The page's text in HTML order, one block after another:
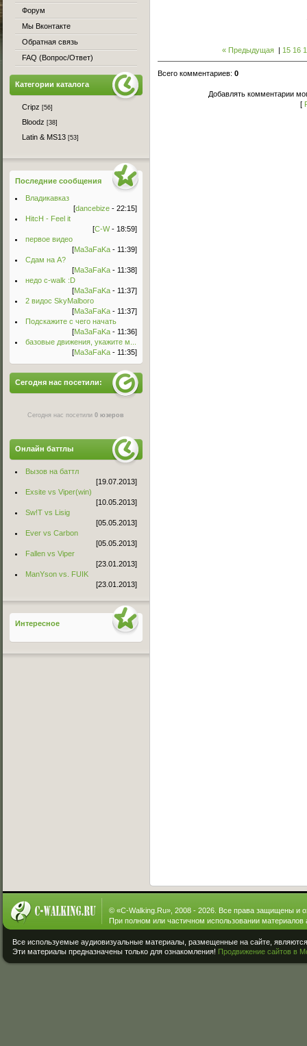
« Предыдущая 15 16
Всего комментариев: 0
Добавлять комментарии
[
Форум
Мы Вконтакте
Обратная связь
FAQ (Вопрос/Ответ)
Категории каталога
Cripz [56]
Bloodz [38]
Latin & MS13 [53]
Последние сообщения
Владикавказ
[dancebize - 22:15]
HitcH - Feel it
[C-W- 18:59]
первое видео
[Ma3aFaKa - 11:39]
Сдам на А?
[Ma3aFaKa - 11:38]
недо c-walk :D
[Ma3aFaKa - 11:37]
2 видос SkyMalboro
[Ma3aFaKa - 11:37]
Подскажите с чего начать
[Ma3aFaKa - 11:36]
базовые движения, укажите м...
[Ma3aFaKa - 11:35]
Сегодня нас посетили:
Сегодня нас посетили0 юзеров
Онлайн баттлы
Вызов на баттл
[19.07.2013]
Exsite vs Viper(win)
[10.05.2013]
Sw!T vs Lisig
[05.05.2013]
Ever vs Carbon
[05.05.2013]
Fallen vs Viper
[23.01.2013]
ManYson vs. FUIK
[23.01.2013]
Интересное
© «C-Walking.Ru», 2008 - 2026. Все права защищены и
При полном или частичном использовании материалов
Все используемые аудиовизуальные материалы, размещенные на сайте,
Эти материалы предназначены только для ознакомления! Продвижение сайтов в